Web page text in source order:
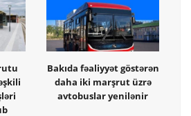
Bakıda fəaliyyət göstərən
daha iki marşrut üzrə
avtobuslar yenilənir